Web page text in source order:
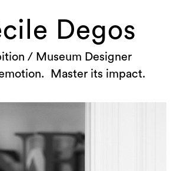
Degos
/ Museum Designer
Master its impact.